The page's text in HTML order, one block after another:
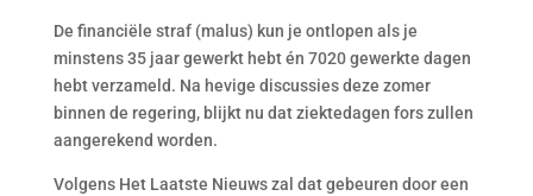
De financiële straf (malus) kun je ontlopen als je
minstens 35 jaar gewerkt hebt én 7020 gewerkte dagen
hebt verzameld. Na hevige discussies deze zomer
binnen de regering, blijkt nu dat ziektedagen fors zullen
aangerekend worden.
Volgens Het Laatste Nieuws zal dat gebeuren door een